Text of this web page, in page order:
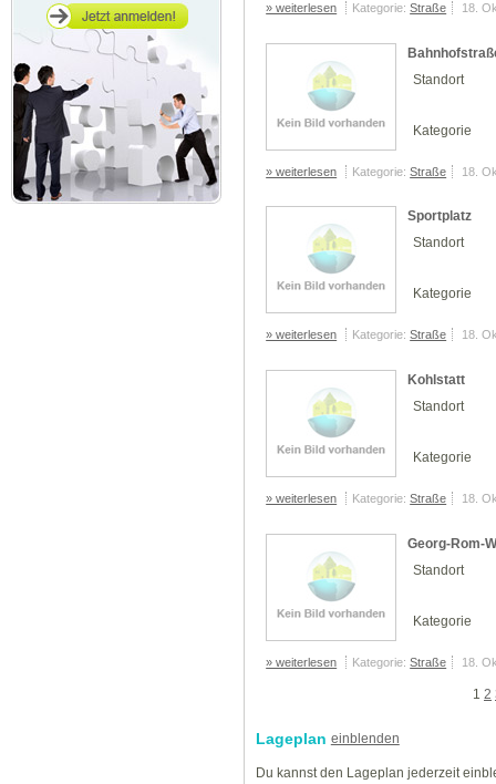
» weiterlesen Kategorie:Straße 18.
Standort
Kategorie
» weiterlesen Kategorie:Straße 18.
Sportplatz
Standort
Kategorie
» weiterlesen Kategorie:Straße 18.
Kohlstatt
Standort
Kategorie
» weiterlesen Kategorie:Straße 18.
Georg-Rom-
Standort
Kategorie
» weiterlesen Kategorie:Straße 18.
1 2
Lageplan einblenden
Du kannst den Lageplan jederzeit